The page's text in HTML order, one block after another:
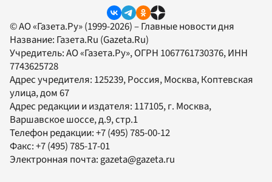
© АО «Газета.Ру» (1999-2026) – Главные новости дня
Название: Газета.Ru (Gazeta.Ru)
Учредитель:АО «Газета.Ру», ОГРН 1067761730376, ИНН
7743625728
Адрес учредителя: 125239, Россия, Москва, Коптевская
улица, дом 67
Адрес редакции и издателя: 117105, г. Москва,
Варшавское шоссе, д.9, стр.1
Телефон редакции:+7 (495) 785-00-12
Факс:+7 (495) 785-17-01
Электронная почта:gazeta@gazeta.ru